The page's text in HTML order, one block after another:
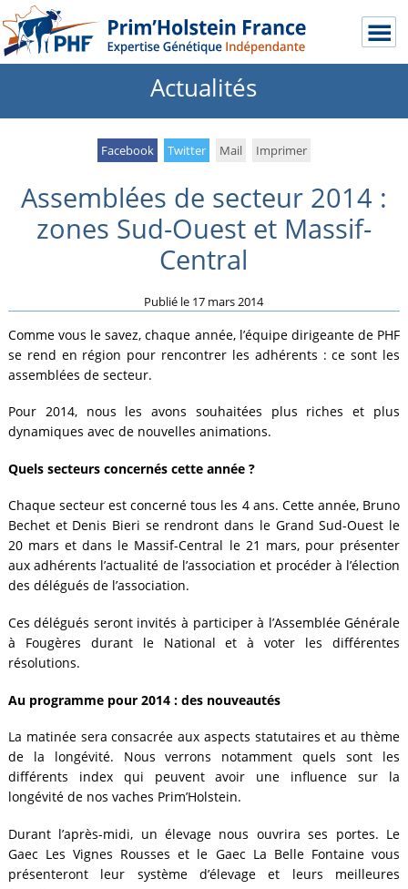
Actualités
Facebook Twitter Mail Imprimer
Assemblées de secteur 2014 :
zones Sud-Ouest et Massif-
Central
Publié le 17 mars 2014
Comme vous le savez, chaque année, l’équipe dirigeante de PHF
se rend en région pour rencontrer les adhérents : ce sont les
assemblées de secteur.
Pour 2014, nous les avons souhaitées plus riches et plus
dynamiques avec de nouvelles animations.
Quels secteurs concernés cette année ?
Chaque secteur est concerné tous les 4 ans. Cette année, Bruno
Bechet et Denis Bieri se rendront dans le Grand Sud-Ouest le
20 mars et dans le Massif-Central le 21 mars, pour présenter
aux adhérents l’actualité de l’association et procéder à l’élection
des délégués de l’association.
Ces délégués seront invités à participer à l’Assemblée Générale
à Fougères durant le National et à voter les différentes
résolutions.
Au programme pour 2014 : des nouveautés
La matinée sera consacrée aux aspects statutaires et au thème
de la longévité. Nous verrons notamment quels sont les
différents index qui peuvent avoir une influence sur la
longévité de nos vaches Prim’Holstein.
Durant l’après-midi, un élevage nous ouvrira ses portes. Le
Gaec Les Vignes Rousses et le Gaec La Belle Fontaine vous
présenteront leur système d’élevage et leurs meilleures